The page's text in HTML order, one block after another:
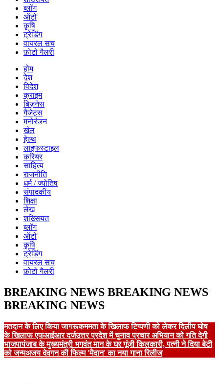
ब्लॉग
ऑटो
कृषि
ट्रेडिंग
वायरल सच
फ़ोटो गैलरी
होम
देश
विदेश
क्राइम
बिज़नेस
गैजेट्स
मनोरंजन
खेल
हेल्थ
लाइफस्टाइल
करियर
साहित्य
राजनीति
धर्म / ज्योतिष
संपादकीय
शिक्षा
लेख
शख्सियत
ब्लॉग
ऑटो
कृषि
ट्रेडिंग
वायरल सच
फ़ोटो गैलरी
BREAKING NEWS BREAKING NEWS
BREAKING NEWS
मतदान के लिए किया जागरूकममता के खिलाफ टिप्पणी को लेकर दिलीप घोष
के खिलाफ एफआईआर दर्जउत्तर प्रदेश में चुनाव प्रचार अभियान को गति देगी
भाजपापंजाब के मुख्यमंत्री भगवंत मान के घर गूंजी किलकारी, पत्नी ने दिया बेटी
को जन्मअजय देवगन की फिल्म 'मैदान' का नया गाना रिलीज